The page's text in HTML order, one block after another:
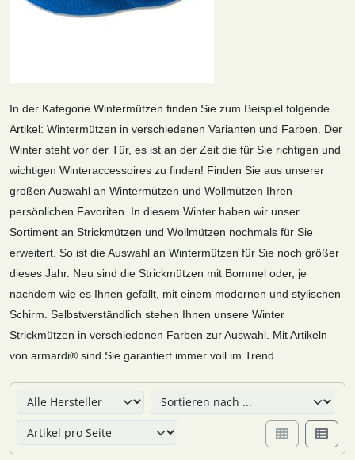
In der Kategorie Wintermützen finden Sie zum Beispiel folgende
Artikel: Wintermützen in verschiedenen Varianten und Farben. Der
Winter steht vor der Tür, es ist an der Zeit die für Sie richtigen und
wichtigen Winteraccessoires zu finden! Finden Sie aus unserer
großen Auswahl an Wintermützen und Wollmützen Ihren
persönlichen Favoriten. In diesem Winter haben wir unser
Sortiment an Strickmützen und Wollmützen nochmals für Sie
erweitert. So ist die Auswahl an Wintermützen für Sie noch größer
dieses Jahr. Neu sind die Strickmützen mit Bommel oder, je
nachdem wie es Ihnen gefällt, mit einem modernen und stylischen
Schirm. Selbstverständlich stehen Ihnen unsere Winter
Strickmützen in verschiedenen Farben zur Auswahl. Mit Artikeln
von armardi® sind Sie garantiert immer voll im Trend.